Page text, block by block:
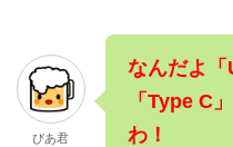
びあ君
なんだよ「
「Type C
わ！